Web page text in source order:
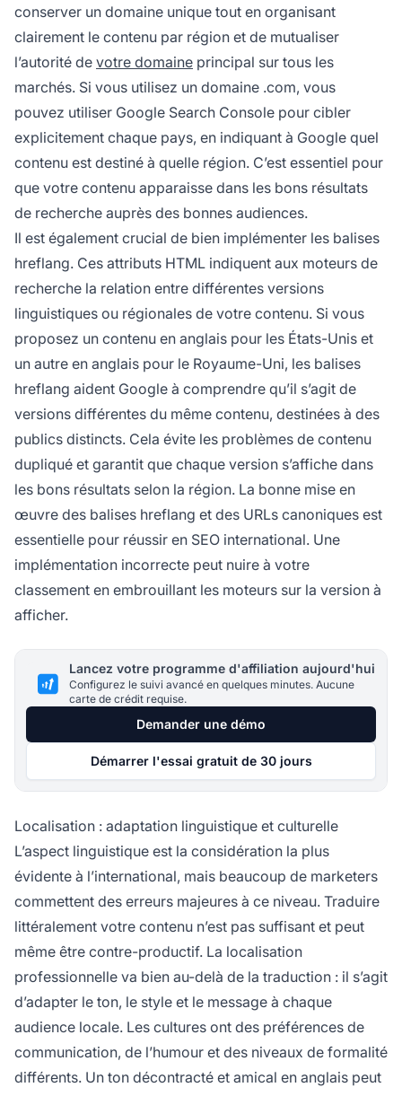
conserver un domaine unique tout en organisant
clairement le contenu par région et de mutualiser
l’autorité de votre domaine principal sur tous les
marchés. Si vous utilisez un domaine .com, vous
pouvez utiliser Google Search Console pour cibler
explicitement chaque pays, en indiquant à Google quel
contenu est destiné à quelle région. C’est essentiel pour
que votre contenu apparaisse dans les bons résultats
de recherche auprès des bonnes audiences.
Il est également crucial de bien implémenter les balises
hreflang. Ces attributs HTML indiquent aux moteurs de
recherche la relation entre différentes versions
linguistiques ou régionales de votre contenu. Si vous
proposez un contenu en anglais pour les États-Unis et
un autre en anglais pour le Royaume-Uni, les balises
hreflang aident Google à comprendre qu’il s’agit de
versions différentes du même contenu, destinées à des
publics distincts. Cela évite les problèmes de contenu
dupliqué et garantit que chaque version s’affiche dans
les bons résultats selon la région. La bonne mise en
œuvre des balises hreflang et des URLs canoniques est
essentielle pour réussir en SEO international. Une
implémentation incorrecte peut nuire à votre
classement en embrouillant les moteurs sur la version à
afficher.
Lancez votre programme d'affiliation aujourd'hui
Configurez le suivi avancé en quelques minutes. Aucune
carte de crédit requise.
Demander une démo
Démarrer l'essai gratuit de 30 jours
Localisation : adaptation linguistique et culturelle
L’aspect linguistique est la considération la plus
évidente à l’international, mais beaucoup de marketers
commettent des erreurs majeures à ce niveau. Traduire
littéralement votre contenu n’est pas suffisant et peut
même être contre-productif. La localisation
professionnelle va bien au-delà de la traduction : il s’agit
d’adapter le ton, le style et le message à chaque
audience locale. Les cultures ont des préférences de
communication, de l’humour et des niveaux de formalité
différents. Un ton décontracté et amical en anglais peut